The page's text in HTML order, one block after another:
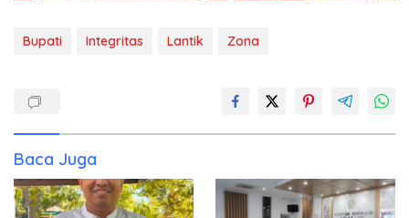
Bupati Integritas Lantik Zona
Baca Juga